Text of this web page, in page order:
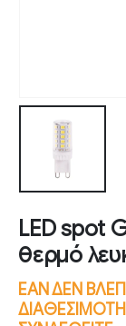
LED spot
θερμό
ΕΑΝ ΔΕΝ